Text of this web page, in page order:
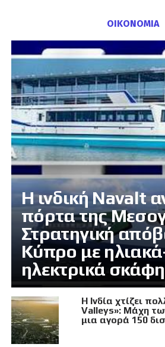
ΟΙΚΟΝΟΜΙΑ
Η ινδική Navalt
πόρτα της
Στρατηγική
Κύπρο με
ηλεκτρικά σκάφη
Η Ινδία χτίζει
Valleys»: Μάχη
μια αγορά 150